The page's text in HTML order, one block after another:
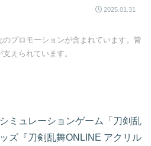
2025.01.31
プロモーションが含まれています。皆
えられています。
ミュレーションゲーム「刀剣乱
ズ『刀剣乱舞ONLINE アクリル